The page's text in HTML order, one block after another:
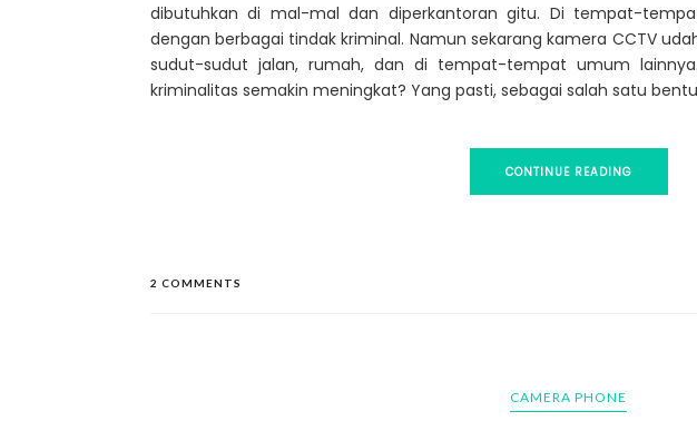
dibutuhkan di mal-mal dan diperkantoran gitu. Di tempat-
dengan berbagai tindak kriminal. Namun sekarang kamera CCTV
sudut-sudut jalan, rumah, dan di tempat-tempat umum
kriminalitas semakin meningkat? Yang pasti, sebagai salah satu
CONTINUE READING
2 COMMENTS
CAMERA PHONE